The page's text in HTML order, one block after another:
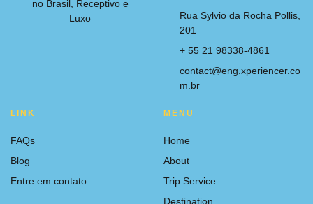
Rua Sylvio da Rocha Pollis,
201
+ 55 21 98338-4861
contact@eng.xperiencer.co
m.br
LINK
FAQs
Blog
Entre em contato
MENU
Home
About
Trip Service
Destination